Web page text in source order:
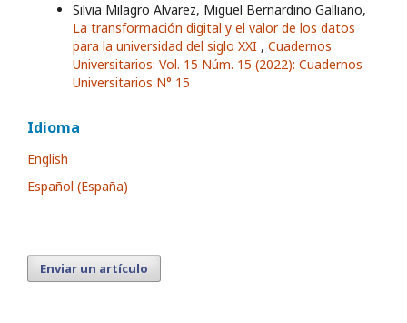
Silvia Milagro Alvarez, Miguel Bernardino Galliano,
La transformación digital y el valor de los datos
para la universidad del siglo XXI , Cuadernos
Universitarios: Vol. 15 Núm. 15 (2022): Cuadernos
Universitarios N° 15
Idioma
English
Español (España)
Enviar un artículo